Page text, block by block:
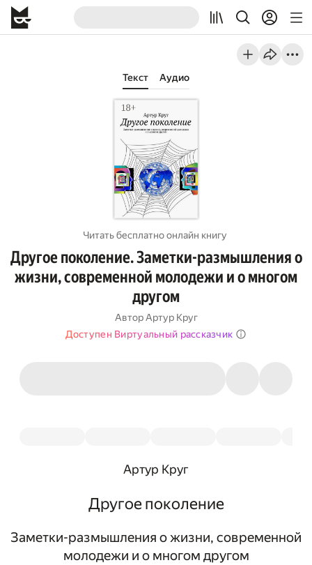
Текст Аудио
Читать бесплатно онлайн книгу
Другое поколение. Заметки-размышления о
жизни, современной молодежи и о многом
другом
Автор Артур Круг
Доступен Виртуальный рассказчик
Артур Круг
Другое поколение
Заметки-размышления о жизни, современной
молодежи и о многом другом